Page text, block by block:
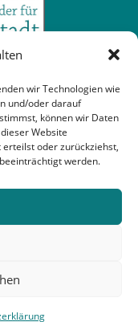
wir Technologien wie
und/oder darauf
können wir Daten
Website
oder zurückziehst,
werden.